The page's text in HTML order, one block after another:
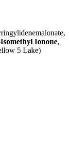
Ionone,
5 Lake)